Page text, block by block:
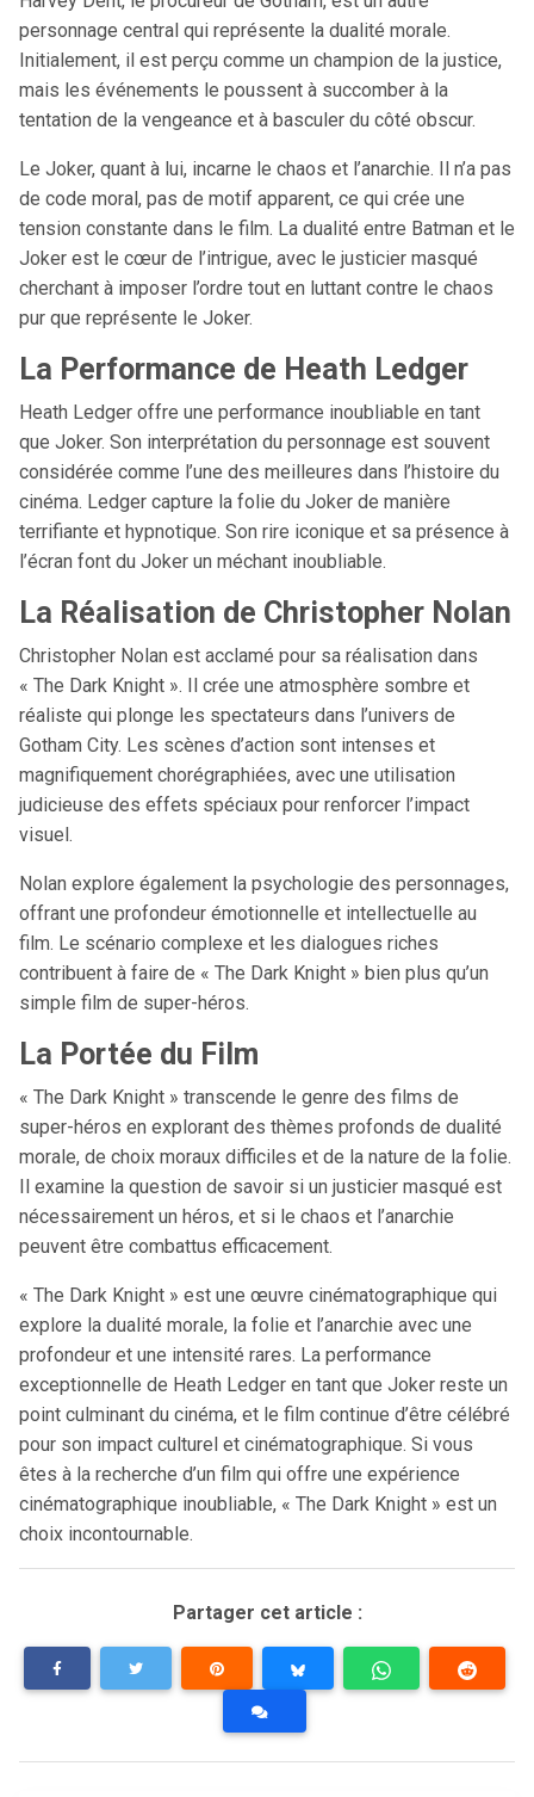
personnage central qui représente la dualité morale.
Initialement, il est perçu comme un champion de la justice,
mais les événements le poussent à succomber à la
tentation de la vengeance et à basculer du côté obscur.
Le Joker, quant à lui, incarne le chaos et l’anarchie. Il n’a pas
de code moral, pas de motif apparent, ce qui crée une
tension constante dans le film. La dualité entre Batman et le
Joker est le cœur de l’intrigue, avec le justicier masqué
cherchant à imposer l’ordre tout en luttant contre le chaos
pur que représente le Joker.
La Performance de Heath Ledger
Heath Ledger offre une performance inoubliable en tant
que Joker. Son interprétation du personnage est souvent
considérée comme l’une des meilleures dans l’histoire du
cinéma. Ledger capture la folie du Joker de manière
terrifiante et hypnotique. Son rire iconique et sa présence à
l’écran font du Joker un méchant inoubliable.
La Réalisation de Christopher Nolan
Christopher Nolan est acclamé pour sa réalisation dans
« The Dark Knight ». Il crée une atmosphère sombre et
réaliste qui plonge les spectateurs dans l’univers de
Gotham City. Les scènes d’action sont intenses et
magnifiquement chorégraphiées, avec une utilisation
judicieuse des effets spéciaux pour renforcer l’impact
visuel.
Nolan explore également la psychologie des personnages,
offrant une profondeur émotionnelle et intellectuelle au
film. Le scénario complexe et les dialogues riches
contribuent à faire de « The Dark Knight » bien plus qu’un
simple film de super-héros.
La Portée du Film
« The Dark Knight » transcende le genre des films de
super-héros en explorant des thèmes profonds de dualité
morale, de choix moraux difficiles et de la nature de la folie.
Il examine la question de savoir si un justicier masqué est
nécessairement un héros, et si le chaos et l’anarchie
peuvent être combattus efficacement.
« The Dark Knight » est une œuvre cinématographique qui
explore la dualité morale, la folie et l’anarchie avec une
profondeur et une intensité rares. La performance
exceptionnelle de Heath Ledger en tant que Joker reste un
point culminant du cinéma, et le film continue d’être célébré
pour son impact culturel et cinématographique. Si vous
êtes à la recherche d’un film qui offre une expérience
cinématographique inoubliable, « The Dark Knight » est un
choix incontournable.
Partager cet article :